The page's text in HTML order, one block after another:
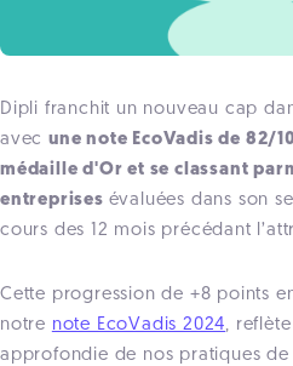
Dipli franchit un nouveau cap
avec une note EcoVadis de 82/
médaille d'Or et se classant
entreprises évaluées dans son
cours des 12 mois précédant
Cette progression de +8 points
notre note EcoVadis 2024,
approfondie de nos pratiques de